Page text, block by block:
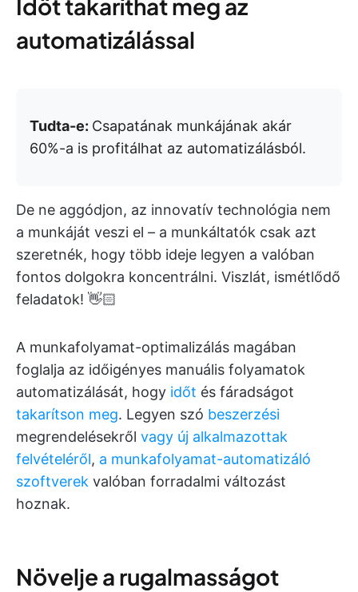
Időt takaríthat meg az
automatizálással
Tudta-e: Csapatának munkájának akár
60%-a is profitálhat az automatizálásból.
De ne aggódjon, az innovatív technológia nem
a munkáját veszi el – a munkáltatók csak azt
szeretnék, hogy több ideje legyen a valóban
fontos dolgokra koncentrálni. Viszlát, ismétlődő
feladatok! 👋🏻
A munkafolyamat-optimalizálás magában
foglalja az időigényes manuális folyamatok
automatizálását, hogy időt és fáradságot
takarítson meg. Legyen szó beszerzési
megrendelésekről vagy új alkalmazottak
felvételéről, a munkafolyamat-automatizáló
szoftverek valóban forradalmi változást
hoznak.
Növelje a rugalmasságot